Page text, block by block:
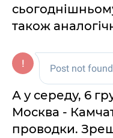
також
А у середу, 6
Москва -
проводки.